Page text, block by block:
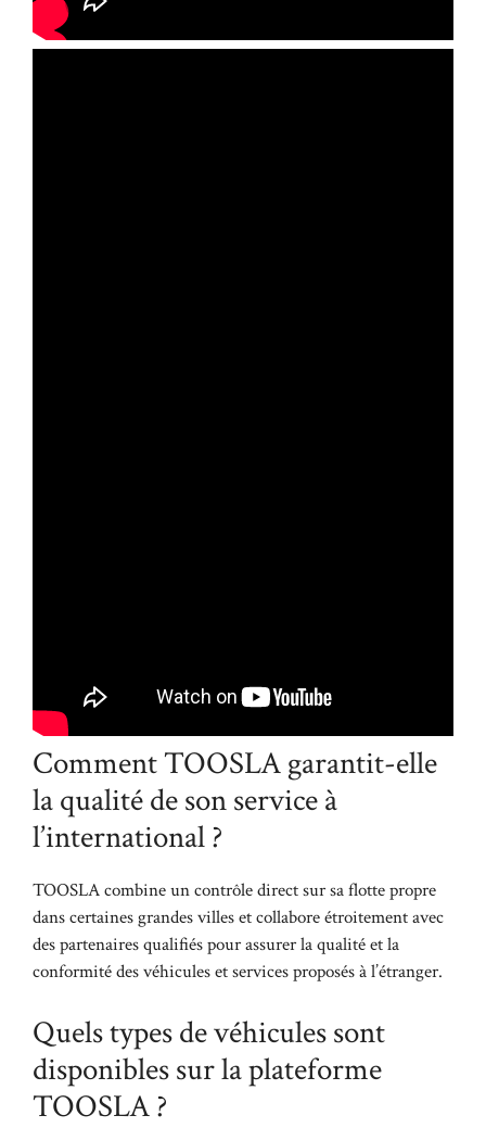
Comment TOOSLA garantit-elle
la qualité de son service à
l’international ?
TOOSLA combine un contrôle direct sur sa flotte propre
dans certaines grandes villes et collabore étroitement avec
des partenaires qualifiés pour assurer la qualité et la
conformité des véhicules et services proposés à l’étranger.
Quels types de véhicules sont
disponibles sur la plateforme
TOOSLA ?